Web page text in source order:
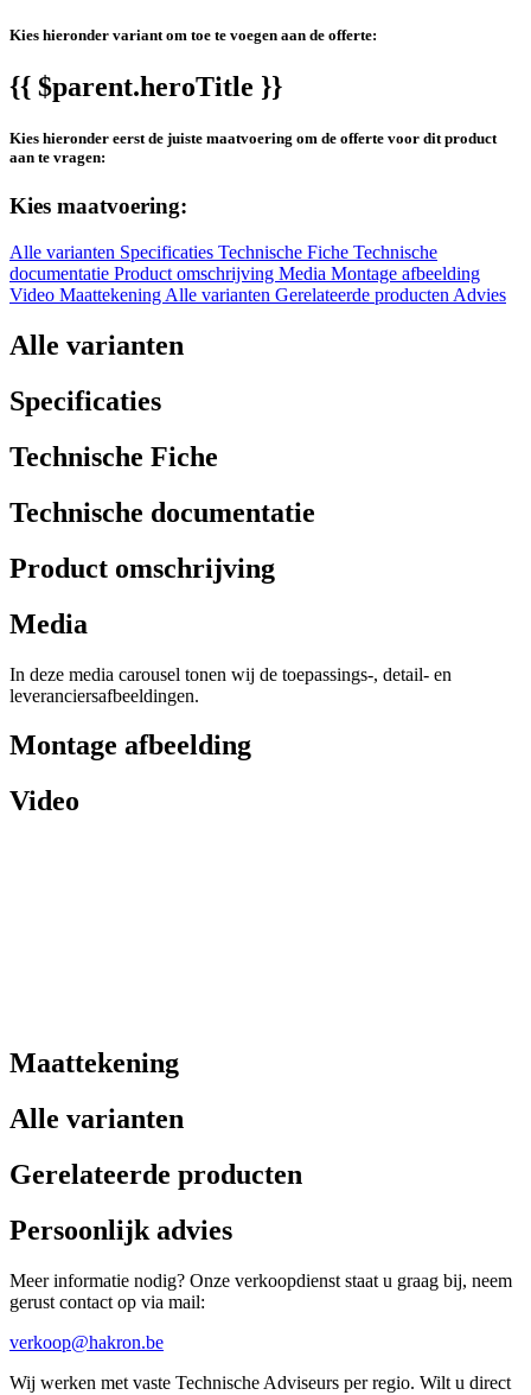
Kies hieronder variant om toe te voegen aan de offerte:
{{ $parent.heroTitle }}
Kies hieronder eerst de juiste maatvoering om de offerte voor dit product
aan te vragen:
Kies maatvoering:
Alle varianten Specificaties Technische Fiche Technische
documentatie Product omschrijving Media Montage afbeelding
Video Maattekening Alle varianten Gerelateerde producten Advies
Alle varianten
Specificaties
Technische Fiche
Technische documentatie
Product omschrijving
Media
In deze media carousel tonen wij de toepassings-, detail- en
leveranciersafbeeldingen.
Montage afbeelding
Video
Maattekening
Alle varianten
Gerelateerde producten
Persoonlijk advies
Meer informatie nodig? Onze verkoopdienst staat u graag bij, neem
gerust contact op via mail:
verkoop@hakron.be
Wij werken met vaste Technische Adviseurs per regio. Wilt u direct